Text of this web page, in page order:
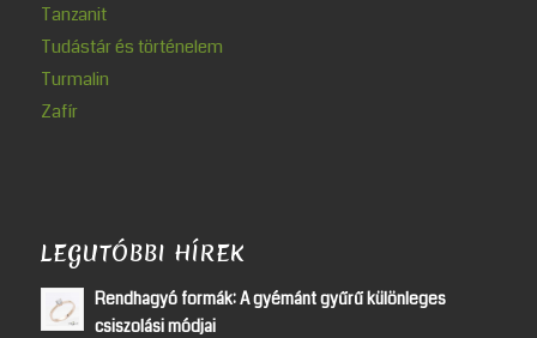
Tanzanit
Tudástár és történelem
Turmalin
Zafír
LEGUTÓBBI HÍREK
Rendhagyó formák: A gyémánt gyűrű különleges
csiszolási módjai